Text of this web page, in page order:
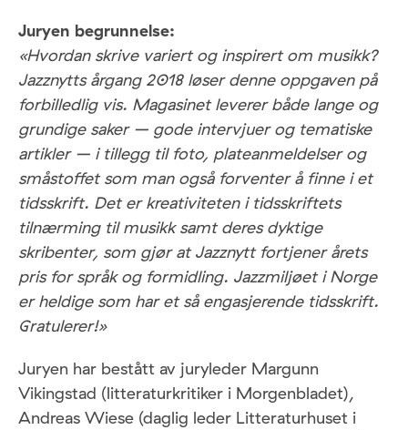
Juryen begrunnelse:
«Hvordan skrive variert og inspirert om musikk?
Jazznytts årgang 2018 løser denne oppgaven på
forbilledlig vis. Magasinet leverer både lange og
grundige saker – gode intervjuer og tematiske
artikler – i tillegg til foto, plateanmeldelser og
småstoffet som man også forventer å finne i et
tidsskrift. Det er kreativiteten i tidsskriftets
tilnærming til musikk samt deres dyktige
skribenter, som gjør at Jazznytt fortjener årets
pris for språk og formidling. Jazzmiljøet i Norge
er heldige som har et så engasjerende tidsskrift.
Gratulerer!»
Juryen har bestått av juryleder Margunn
Vikingstad (litteraturkritiker i Morgenbladet),
Andreas Wiese (daglig leder Litteraturhuset i